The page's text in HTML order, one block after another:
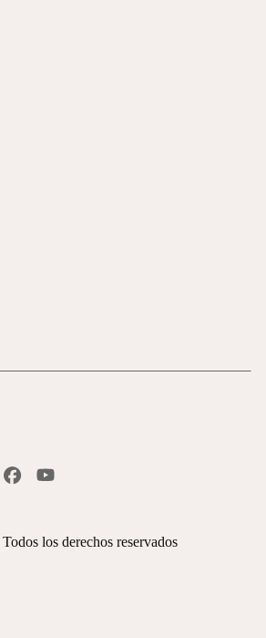
Todos los derechos reservados